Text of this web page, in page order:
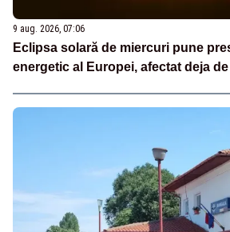
9 aug. 2026, 07:06
Eclipsa solară de miercuri pune
energetic al Europei, afectat deja